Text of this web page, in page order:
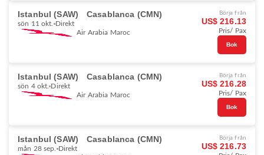
Istanbul (SAW) Casablanca (CMN)
sön 11 okt. Direkt
Air Arabia Maroc
Börja från
US$ 216.13
Pris/ Pax
Bok
Istanbul (SAW) Casablanca (CMN)
sön 4 okt. Direkt
Air Arabia Maroc
Börja från
US$ 216.28
Pris/ Pax
Bok
Istanbul (SAW) Casablanca (CMN)
mån 28 sep. Direkt
Börja från
US$ 216.73